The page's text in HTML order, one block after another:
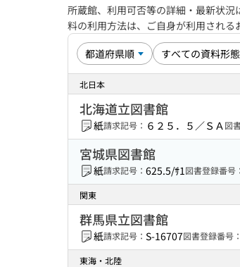
所蔵館、利用可否等の詳細・最新状
料の利用方法は、ご自身が利用され
北日本
北海道立図書館
紙請求記号： ６２５．５／ＳＡ図
宮城県図書館
紙請求記号： 625.5/ｻ1図書登録番号：
関東
群馬県立図書館
紙請求記号： S-16707図書登録番号：
東海・北陸